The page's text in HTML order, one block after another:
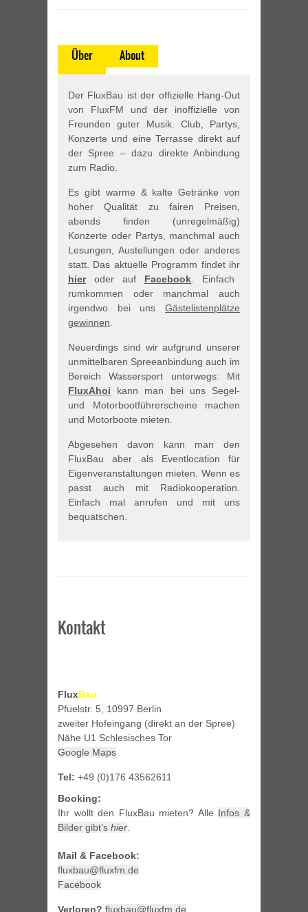
Über About
Der FluxBau ist der offizielle Hang-Out
von FluxFM und der inoffizielle von
Freunden guter Musik. Club, Partys,
Konzerte und eine Terrasse direkt auf
der Spree – dazu direkte Anbindung
zum Radio.
Es gibt warme & kalte Getränke von
hoher Qualität zu fairen Preisen,
abends finden (unregelmäßig)
Konzerte oder Partys, manchmal auch
Lesungen, Austellungen oder anderes
statt. Das aktuelle Programm findet ihr
hieroder auf Facebook. Einfach
rumkommen oder manchmal auch
irgendwo bei uns Gästelistenplätze
gewinnen.
Neuerdings sind wir aufgrund unserer
unmittelbaren Spreeanbindung auch im
Bereich Wassersport unterwegs: Mit
FluxAhoi kann man bei uns Segel-
und Motorbootführerscheine machen
und Motorboote mieten.
Abgesehen davon kann man den
FluxBau aber als Eventlocation für
Eigenveranstaltungen mieten. Wenn es
passt auch mit Radiokooperation.
Einfach mal anrufen und mit uns
bequatschen.
Kontakt
FluxBau
Pfuelstr. 5, 10997 Berlin
zweiter Hofeingang (direkt an der Spree)
Nähe U1 Schlesisches Tor
Google Maps
Tel: +49 (0)176 43562611
Booking:
Ihr wollt den FluxBau mieten? Alle Infos &
Bilder gibt’s hier.
Mail & Facebook:
fluxbau@fluxfm.de
Facebook
Verloren? fluxbau@fluxfm.de